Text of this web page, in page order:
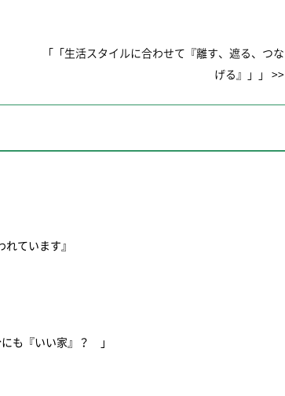
「「生活スタイルに合わせて『離す、遮る、つな
げる』」」 >>
れています』
も『いい家』？ 」